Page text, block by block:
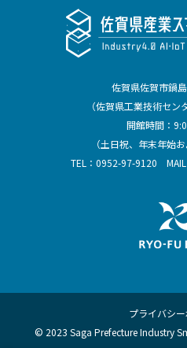
佐賀県佐賀市鍋
（佐賀県工業技術セン
開館時間：
（土日祝、年末年始
TEL： 0952-97-9120 MAIL
プライバシ
© 2023 Saga Prefecture Industry